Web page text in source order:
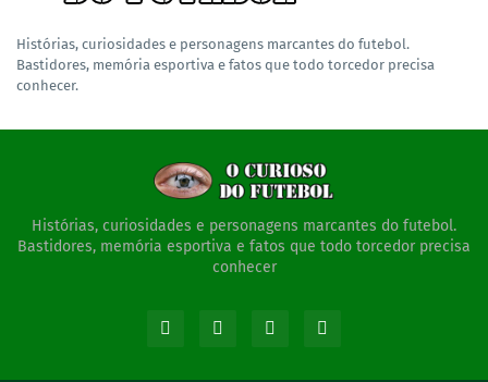
Histórias, curiosidades e personagens marcantes do futebol.
Bastidores, memória esportiva e fatos que todo torcedor precisa
conhecer.
Histórias, curiosidades e personagens marcantes do futebol.
Bastidores, memória esportiva e fatos que todo torcedor precisa
conhecer